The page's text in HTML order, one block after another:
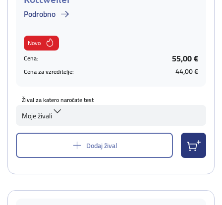
Podrobno
Novo
Cena:
55,00 €
Cena za vzreditelje: 44,00 €
Žival za katero naročate test
Moje živali
Dodaj žival